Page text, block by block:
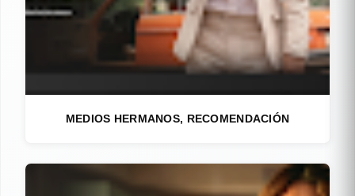
MEDIOS HERMANOS, RECOMENDACIÓN